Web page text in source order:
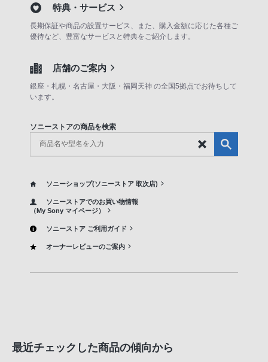
特典・サービス
長期保証や商品の設置サービス、また、購入金額に応じた各種ご
優待など、豊富なサービスと特典をご紹介します。
店舗のご案内
銀座・札幌・名古屋・大阪・福岡天神 の全国5拠点でお待ちして
います。
ソニーストアの商品を検索
ソニーショップ(ソニーストア 取次店)
ソニーストアでのお買い物情報
（My Sony マイページ）
ソニーストア ご利用ガイド
オーナーレビューのご案内
最近チェックした商品の傾向から